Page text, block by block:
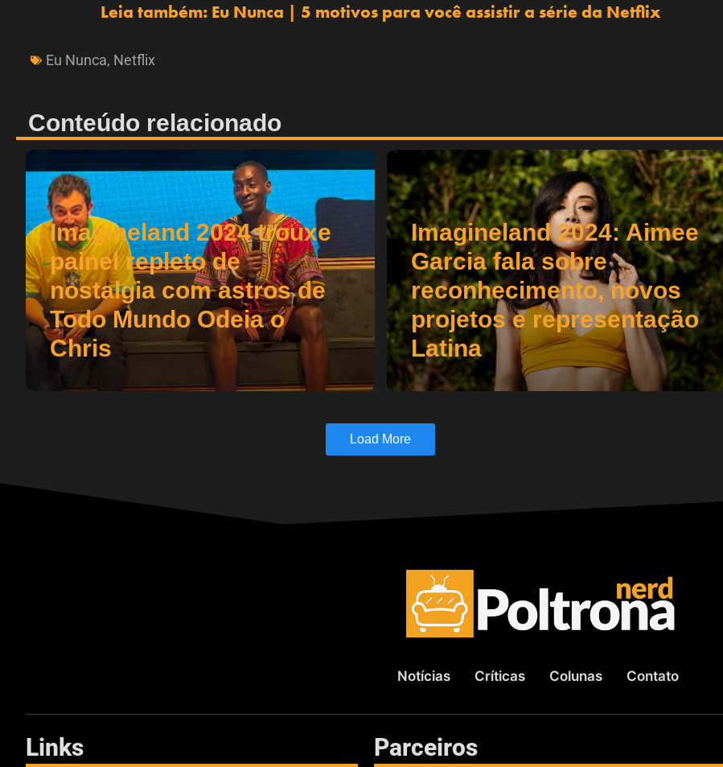
Leia também: Eu Nunca | 5 motivos para você assistir a série da Netflix
Eu Nunca, Netflix
Conteúdo relacionado
Imagineland 2024 trouxe
painel repleto de
nostalgia com astros de
Todo Mundo Odeia o
Chris
Imagineland 2024: Aimee
Garcia fala sobre
reconhecimento, novos
projetos e representação
Latina
Load More
Notícias Críticas Colunas Contato
Links Parceiros